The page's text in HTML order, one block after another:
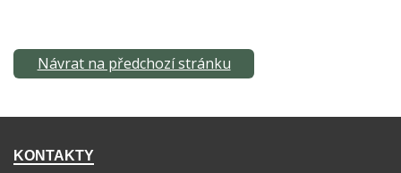
Návrat na předchozí stránku
KONTAKTY